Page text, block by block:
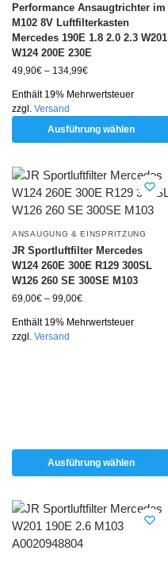
Performance Ansaugtrichter im
M102 8V Luftfilterkasten
Mercedes 190E 1.8 2.0 2.3 W201
W124 200E 230E
49,90€ – 134,99€
Enthält 19% Mehrwertsteuer
zzgl. Versand
Ausführung wählen
ANSAUGUNG & EINSPRITZUNG
JR Sportluftfilter Mercedes
W124 260E 300E R129 300SL
W126 260 SE 300SE M103
69,00€ – 99,00€
Enthält 19% Mehrwertsteuer
zzgl. Versand
Ausführung wählen